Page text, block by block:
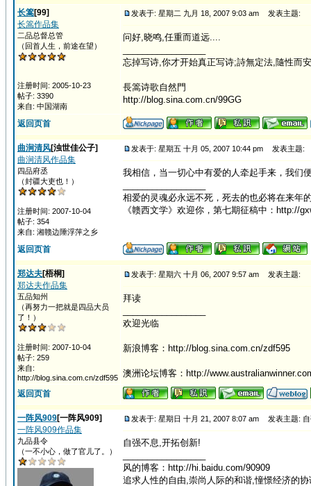
长篙[99]
长篙作品集
二品总督总管
（回首人生，前途在望）
注册时间: 2005-10-23
帖子: 3390
来自: 中国湖南
发表于: 星期二 九月 18, 2007 9:03 am 发表主题:
问好,晓鸣,任重而道远....
忘掉写诗,你才开始真正写诗;詩無定法,隨性而安
長篙诗歌自然門
http://blog.sina.com.cn/99GG
返回页首
曲涧清风[浊世佳公子]
曲涧清风作品集
四品府丞
（封疆大吏也！）
注册时间: 2007-10-04
帖子: 354
来自: 湘赣边陲浮萍之乡
发表于: 星期五 十月 05, 2007 10:44 pm 发表主题:
我相信，当一切心中有爱的人牵起手来，我们
相爱的灵魂必永远不死，死去的也必将在来年
《赣西文学》欢迎你，第七期征稿中：http://
返回页首
郑达夫[梧桐]
郑达夫作品集
五品知州
（再努力一把就是四品大员
了！）
注册时间: 2007-10-04
帖子: 259
来自:
http://blog.sina.com.cn/zdf595
发表于: 星期六 十月 06, 2007 9:57 am 发表主题:
拜读
欢迎光临
新浪博客：http://blog.sina.com.cn/zdf595
澳洲论坛博客：http://
返回页首
一阵风909[一阵风909]
一阵风909作品集
九品县令
（一不小心，做了官儿了。）
发表于: 星期日 十月 21, 2007 8:07 am 发表主题:
自强不息,开拓创新!
风的博客：http://hi.baidu.com/90909
追求人性的自由,崇尚人际的和谐,憧憬经济的